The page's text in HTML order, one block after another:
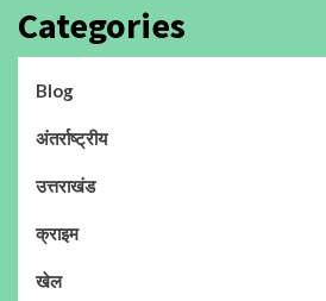
Categories
Blog
अंतर्राष्ट्रीय
उत्तराखंड
क्राइम
खेल